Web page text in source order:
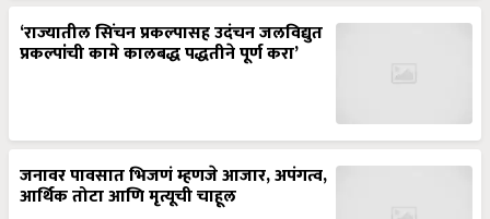
‘राज्यातील सिंचन प्रकल्पासह उदंचन जलविद्युत
प्रकल्पांची कामे कालबद्ध पद्धतीने पूर्ण करा’
जनावर पावसात भिजणं म्हणजे आजार, अपंगत्व,
आर्थिक तोटा आणि मृत्यूची चाहूल